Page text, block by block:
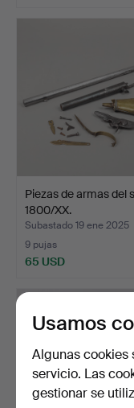
Piezas de armas del
1800/XX.
Subastado 19 ene 2025
9 pujas
65 USD
Usamos
Algunas cookies
servicio. Las
gestionar se